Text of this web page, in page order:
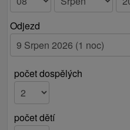
Odjezd
počet dospělých
počet dětí